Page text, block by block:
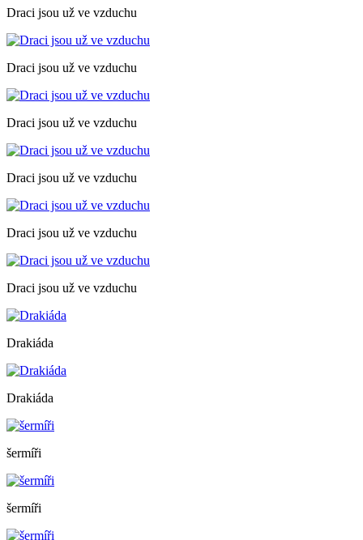
Draci jsou už ve vzduchu
Draci jsou už ve vzduchu
Draci jsou už ve vzduchu
Draci jsou už ve vzduchu
Draci jsou už ve vzduchu
Draci jsou už ve vzduchu
Drakiáda
Drakiáda
šermíři
šermíři